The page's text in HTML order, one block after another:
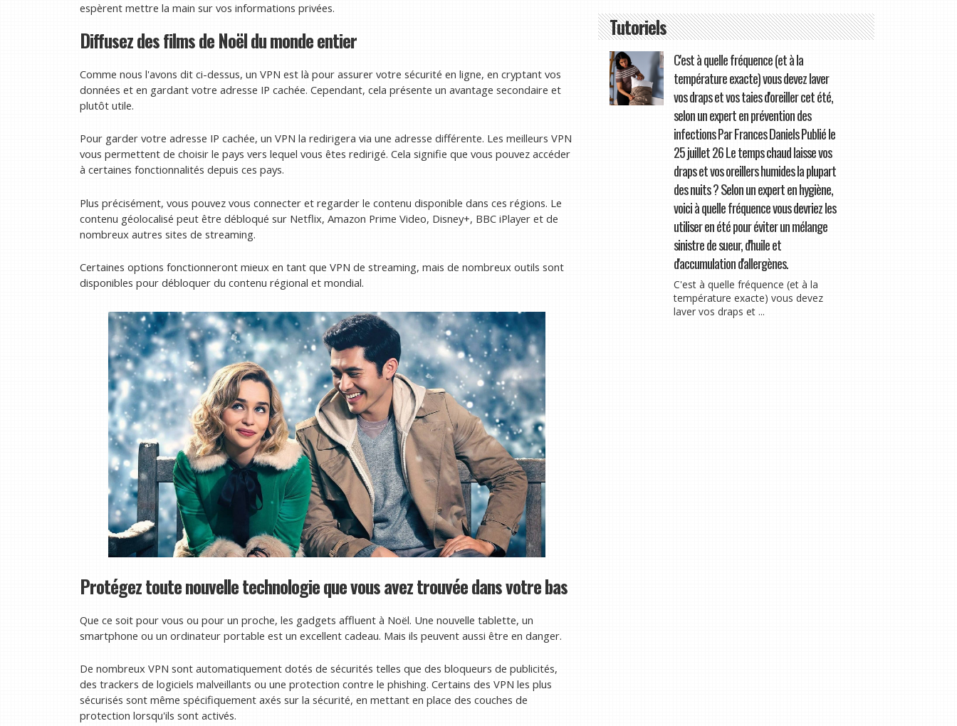
espèrent mettre la main sur vos informations privées.
Diffusez des films de Noël du monde entier
Comme nous l'avons dit ci-dessus, un VPN est là pour assurer votre sécurité en ligne, en cryptant vos
données et en gardant votre adresse IP cachée. Cependant, cela présente un avantage secondaire et
plutôt utile.
Pour garder votre adresse IP cachée, un VPN la redirigera via une adresse différente. Les meilleurs VPN
vous permettent de choisir le pays vers lequel vous êtes redirigé. Cela signifie que vous pouvez accéder
à certaines fonctionnalités depuis ces pays.
Plus précisément, vous pouvez vous connecter et regarder le contenu disponible dans ces régions. Le
contenu géolocalisé peut être débloqué sur Netflix, Amazon Prime Video, Disney+, BBC iPlayer et de
nombreux autres sites de streaming.
Certaines options fonctionneront mieux en tant que VPN de streaming, mais de nombreux outils sont
disponibles pour débloquer du contenu régional et mondial.
Protégez toute nouvelle technologie que vous avez trouvée dans votre bas
Que ce soit pour vous ou pour un proche, les gadgets affluent à Noël. Une nouvelle tablette, un
smartphone ou un ordinateur portable est un excellent cadeau. Mais ils peuvent aussi être en danger.
De nombreux VPN sont automatiquement dotés de sécurités telles que des bloqueurs de publicités,
des trackers de logiciels malveillants ou une protection contre le phishing. Certains des VPN les plus
sécurisés sont même spécifiquement axés sur la sécurité, en mettant en place des couches de
protection lorsqu'ils sont activés.
Tutoriels
C'est à quelle fréquence (et à la
température exacte) vous devez laver
vos draps et vos taies d'oreiller cet été,
selon un expert en prévention des
infections Par Frances Daniels Publié le
25 juillet 26 Le temps chaud laisse vos
draps et vos oreillers humides la plupart
des nuits ? Selon un expert en hygiène,
voici à quelle fréquence vous devriez les
utiliser en été pour éviter un mélange
sinistre de sueur, d'huile et
d'accumulation d'allergènes.
C'est à quelle fréquence (et à la
température exacte) vous devez
laver vos draps et ...